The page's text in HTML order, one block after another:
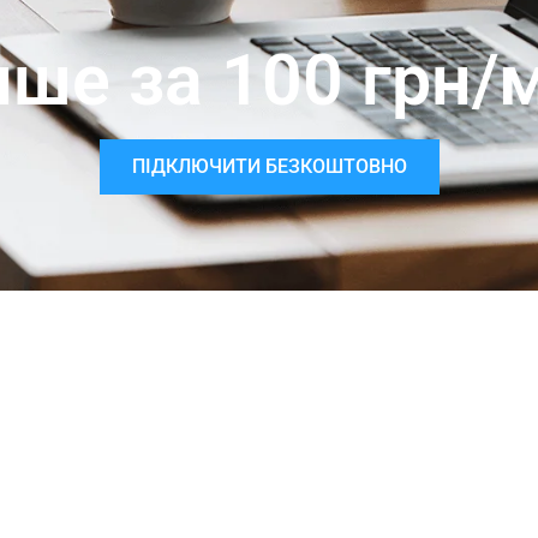
за 100 грн/
ПІДКЛЮЧИТИ БЕЗКОШТОВНО